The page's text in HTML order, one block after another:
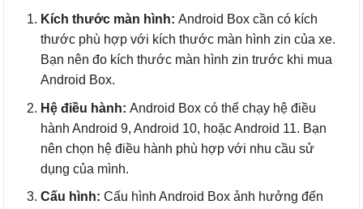
Kích thước màn hình: Android Box cần có kích
thước phù hợp với kích thước màn hình zin của xe.
Bạn nên đo kích thước màn hình zin trước khi mua
Android Box.
Hệ điều hành: Android Box có thể chạy hệ điều
hành Android 9, Android 10, hoặc Android 11. Bạn
nên chọn hệ điều hành phù hợp với nhu cầu sử
dụng của mình.
Cấu hình: Cấu hình Android Box ảnh hưởng đến